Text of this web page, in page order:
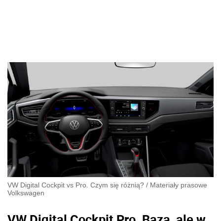
VW Digital Cockpit vs Pro. Czym się różnią? / Materiały prasowe
Volkswagen